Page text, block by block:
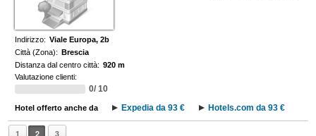
Indirizzo: Viale Europa, 2b
Città (Zona): Brescia
Distanza dal centro città: 920 m
Valutazione clienti:
0/ 10
Hotel offerto anche da Expedia da 93 € Hotels.com da 93 €
1 2 3